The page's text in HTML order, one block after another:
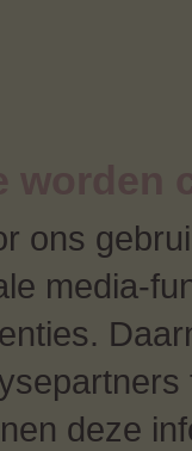
worden
ons
media-
deze